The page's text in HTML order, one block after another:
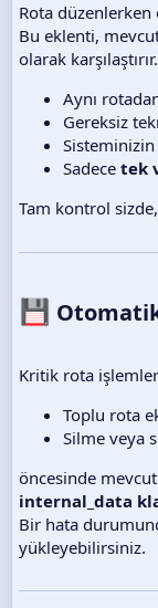
Rota
Bu eklenti,
olarak karşılaştırır.
Aynı
Gereksiz
Sisteminizin
Sadece tek
Tam kontrol sizde,
Kritik rota
Toplu rota
Silme veya
öncesinde mevcut
internal_data
Bir hata
yükleyebilirsiniz.